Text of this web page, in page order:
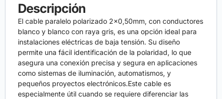
Descripción
El cable paralelo polarizado 2×0,50mm, con conductores
blanco y blanco con raya gris, es una opción ideal para
instalaciones eléctricas de baja tensión. Su diseño
permite una fácil identificación de la polaridad, lo que
asegura una conexión precisa y segura en aplicaciones
como sistemas de iluminación, automatismos, y
pequeños proyectos electrónicos.Este cable es
especialmente útil cuando se requiere diferenciar las